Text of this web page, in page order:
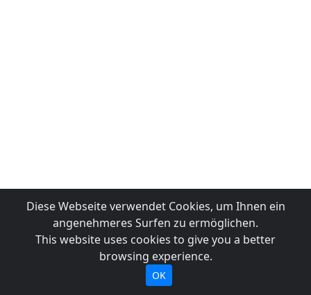
Diese Webseite verwendet Cookies, um Ihnen ein
angenehmeres Surfen zu ermöglichen.
This website uses cookies to give you a better
browsing experience.
OK